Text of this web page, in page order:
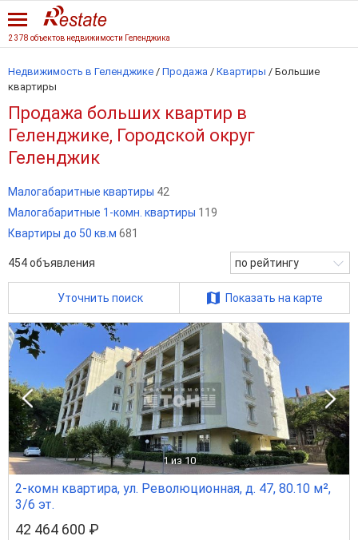
2 378 объектов недвижимости Геленджика
Недвижимость в Геленджике / Продажа / Квартиры / Большие
квартиры
Продажа больших квартир в
Геленджике, Городской округ
Геленджик
Малогабаритные квартиры 42
Малогабаритные 1-комн. квартиры 119
Квартиры до 50 кв.м 681
454объявления по рейтингу
Уточнить поиск Показать на карте
1 из 10
2-комн квартира, ул. Революционная, д. 47, 80.10 м²,
3/6 эт.
42 464 600 ₽